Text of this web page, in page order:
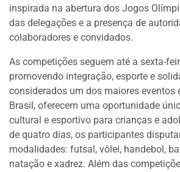
inspirada na abertura dos Jogos
das delegações e a presença de
colaboradores e convidados.
As competições seguem até a sexta-
promovendo integração, esporte e
considerados um dos maiores eventos
Brasil, oferecem uma oportunidade
cultural e esportivo para crianças e
de quatro dias, os participantes
modalidades: futsal, vôlei, handebol,
natação e xadrez. Além das